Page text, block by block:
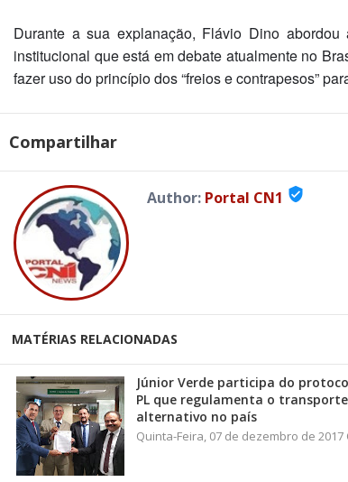
Durante a sua explanação, Flávio Dino
institucional que está em debate atualmente no
fazer uso do princípio dos “freios e contrapesos”
Compartilhar
Author: Portal CN1 verified_user
MATÉRIAS RELACIONADAS
Júnior Verde participa do
PL que regulamenta o transporte
alternativo no país
Quinta-Feira, 07 de dezembro de 2017